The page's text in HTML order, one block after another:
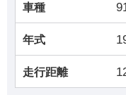
車種
年式
走行距離